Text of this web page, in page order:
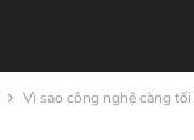
Vì sao công nghệ càng